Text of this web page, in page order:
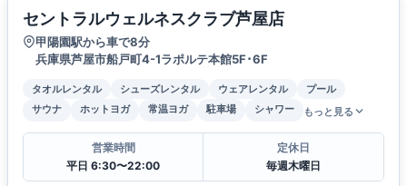
セントラルウェルネスクラブ芦屋店
甲陽園駅から車で8分
兵庫県芦屋市船戸町4-1ラポルテ本館5F･6F
タオルレンタル シューズレンタル ウェアレンタル
プール
サウナ
ホットヨガ 常温ヨガ 駐車場 シャワー もっと見る
営業時間
平日 6:30〜22:00
定休日
毎週木曜日